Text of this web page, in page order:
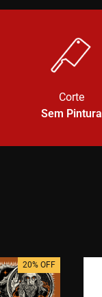
Corte
Sem Pintura
20% OFF